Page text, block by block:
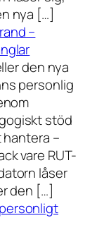
nya […]
–
den nya
personlig
stöd
–
vare RUT-
låser
den […]